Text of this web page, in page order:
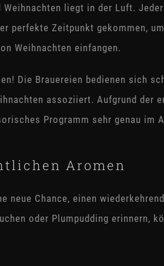
Weihnachten liegt in der Luft.
perfekte Zeitpunkt gekommen,
Weihnachten einfangen.
Die Brauereien bedienen sich
assoziiert. Aufgrund der
Programm sehr genau im
Aromen
neue Chance, einen
oder Plumpudding